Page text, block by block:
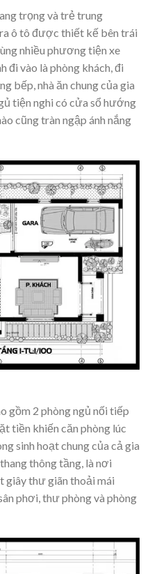
trọng và trẻ trung
ô tô được thiết kế bên trái
nhiều phương tiện xe
đi vào là phòng khách, đi
bếp, nhà ăn chung của gia
tiện nghi có cửa sổ hướng
cũng tràn ngập ánh nắng
gồm 2 phòng ngủ nối tiếp
tiền khiến căn phòng lúc
sinh hoạt chung của cả gia
thông tầng, là nơi
giây thư giãn thoải mái
phơi, thư phòng và phòng